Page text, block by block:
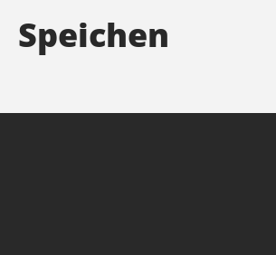
Speichen